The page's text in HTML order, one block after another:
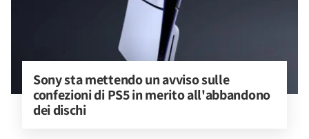
Sony sta mettendo un avviso sulle
confezioni di PS5 in merito all'abbandono
dei dischi